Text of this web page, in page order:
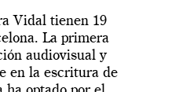
Vidal tienen 19
La primera
audiovisual y
en la escritura de